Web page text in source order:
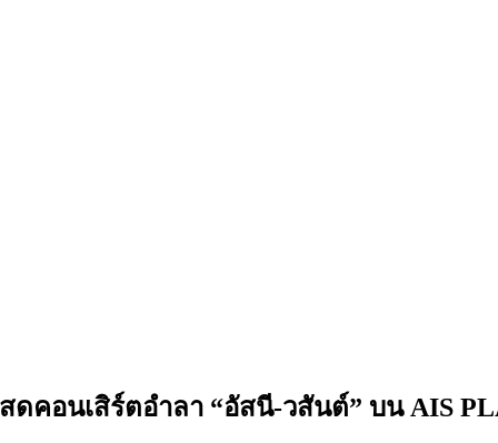
คอนเสิร์ตอำลา “อัสนี-วสันต์” บน AIS